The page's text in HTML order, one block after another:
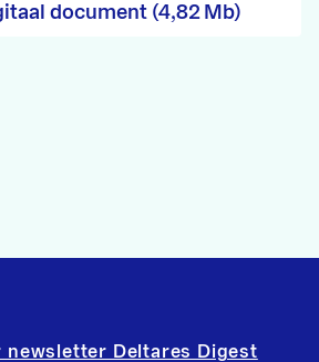
document (4,82 Mb)
newsletter Deltares Digest